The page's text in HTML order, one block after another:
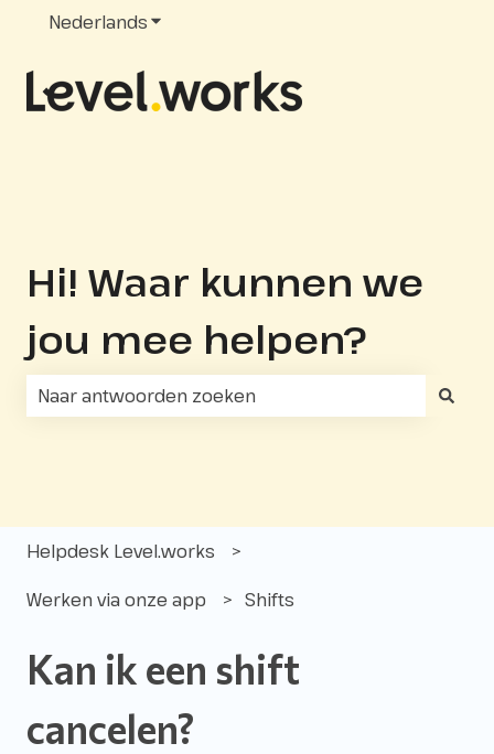
NederlandsSubmenu tonen voor vertalingen
Hi! Waar kunnen we
jou mee helpen?
Helpdesk Level.works
Werken via onze app Shifts
Kan ik een shift
cancelen?